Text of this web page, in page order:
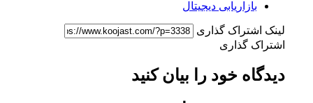
بازاریابی دیجیتال
لینک اشتراک گذاری
اشتراک گذاری
دیدگاه خود را بیان کنید